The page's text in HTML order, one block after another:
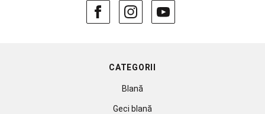
CATEGORII
Blană
Geci blană